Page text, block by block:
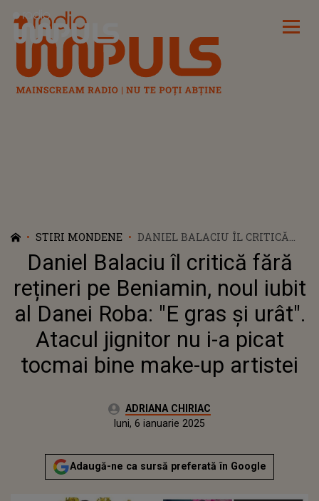
Radio Impuls
STIRI MONDENE
DANIEL BALACIU ÎL CRITICĂ
FĂRĂ REȚINERI PE BENIAMIN,
NOUL IUBIT AL DANEI ROBA: "E
GRAS ȘI URÂT". ATACUL
JIGNITOR NU I-A PICAT TOCMAI
BINE MAKE-UP ARTISTEI
Daniel Balaciu îl critică fără
rețineri pe Beniamin, noul iubit
al Danei Roba: "E gras și urât".
Atacul jignitor nu i-a picat
tocmai bine make-up artistei
Autor:ADRIANA CHIRIAC
sâmbătă, 6 ianuarie 2024Actualizat:
luni, 6 ianuarie 2025
Adaugă-ne ca sursă preferată în Google